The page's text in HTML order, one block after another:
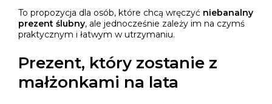
To propozycja dla osób, które chcą wręczyć niebanalny
prezent ślubny, ale jednocześnie zależy im na czymś
praktycznym i łatwym w utrzymaniu.
Prezent, który zostanie z
małżonkami na lata